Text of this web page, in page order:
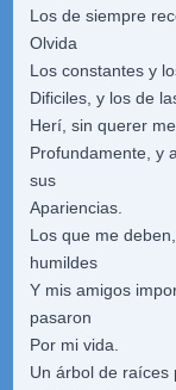
Los de siempre
Olvida
Los constantes y
Dificiles, y los de
Herí, sin querer
Profundamente, y
sus
Apariencias.
Los que me
humildes
Y mis amigos
pasaron
Por mi vida.
Un árbol de raíces